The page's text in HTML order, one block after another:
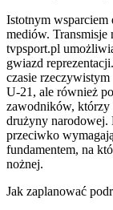
Istotnym
mediów.
tvpsport.pl
gwiazd
czasie
U-21, ale również
zawodników, którzy
drużyny narodowej.
przeciwko
fundamentem, na
nożnej.
Jak zaplanować